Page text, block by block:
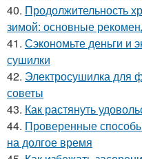
40. Продолжительность
зимой: основные
41. Сэкономьте деньги и
сушилки
42. Электросушилка для
советы
43. Как растянуть
44. Проверенные
на долгое время